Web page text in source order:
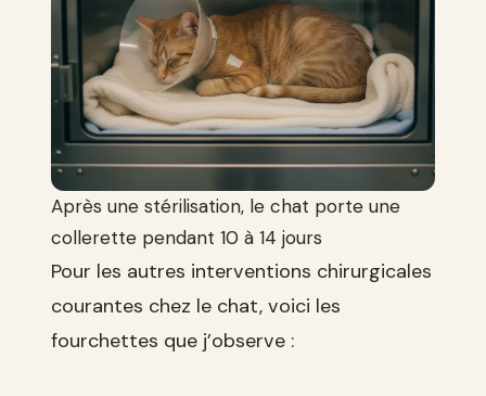
Après une stérilisation, le chat porte une
collerette pendant 10 à 14 jours
Pour les autres interventions chirurgicales
courantes chez le chat, voici les
fourchettes que j’observe :